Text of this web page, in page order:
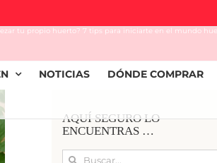
NOTICIAS DÓNDE COMPRAR
tu propio huerto? 7 tips para iniciarte en el mundo
AQUÍ SEGURO LO
ENCUENTRAS …
Buscar: